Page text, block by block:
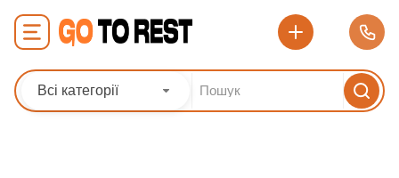
Всі категорії